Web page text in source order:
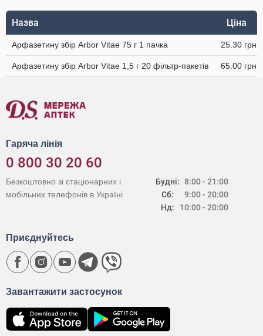
Назва Ціна
Арфазетину збір Arbor Vitae 75 г 1 пачка 25.30 грн
Арфазетину збір Arbor Vitae 1,5 г 20 фільтр-пакетів 65.00 грн
Гаряча лінія
0 800 30 20 60
Будні:
Сб:
Нд:
8:00 - 21:00
9:00 - 20:00
10:00 - 20:00
Безкоштовно зі стаціонарних і
мобільних телефонів в Україні
Завантажити застосунок
Приєднуйтесь